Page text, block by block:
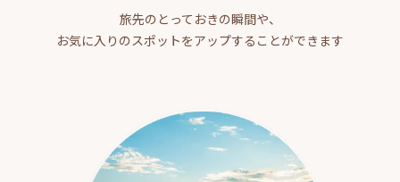
旅先のとっておきの瞬間や、
お気に入りのスポットをアップすることができます